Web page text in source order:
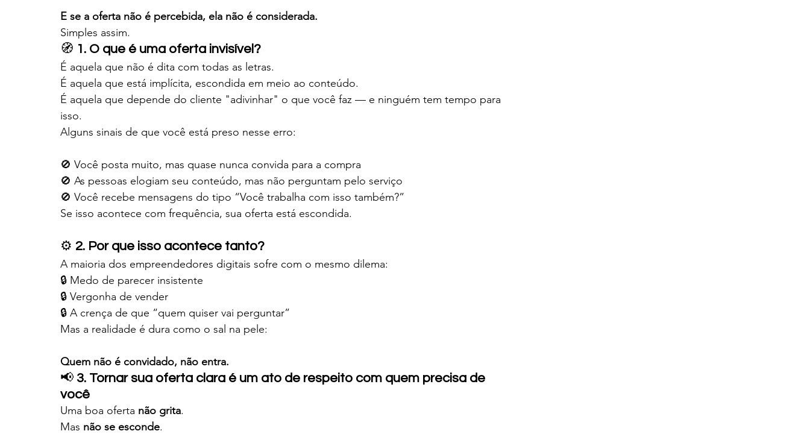
E se a oferta não é percebida, ela não é considerada.
Simples assim.
🧭 1. O que é uma oferta invisível?
É aquela que não é dita com todas as letras.
É aquela que está implícita, escondida em meio ao conteúdo.
É aquela que depende do cliente "adivinhar" o que você faz — e ninguém tem tempo para
isso.
Alguns sinais de que você está preso nesse erro:
🚫 Você posta muito, mas quase nunca convida para a compra
🚫 As pessoas elogiam seu conteúdo, mas não perguntam pelo serviço
🚫 Você recebe mensagens do tipo “Você trabalha com isso também?”
Se isso acontece com frequência, sua oferta está escondida.
⚙️ 2. Por que isso acontece tanto?
A maioria dos empreendedores digitais sofre com o mesmo dilema:
🔒 Medo de parecer insistente
🔒 Vergonha de vender
🔒 A crença de que “quem quiser vai perguntar”
Mas a realidade é dura como o sal na pele:
Quem não é convidado, não entra.
📢 3. Tornar sua oferta clara é um ato de respeito com quem precisa de
você
Uma boa oferta não grita.
Mas não se esconde.